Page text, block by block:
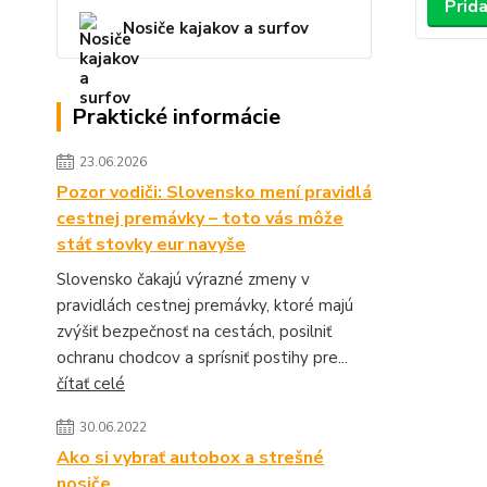
Nosiče kajakov a surfov
Praktické informácie
23.06.2026
Pozor vodiči: Slovensko mení pravidlá
cestnej premávky – toto vás môže
stáť stovky eur navyše
Slovensko čakajú výrazné zmeny v
pravidlách cestnej premávky, ktoré majú
zvýšiť bezpečnosť na cestách, posilniť
ochranu chodcov a sprísniť postihy pre...
čítať celé
30.06.2022
Ako si vybrať autobox a strešné